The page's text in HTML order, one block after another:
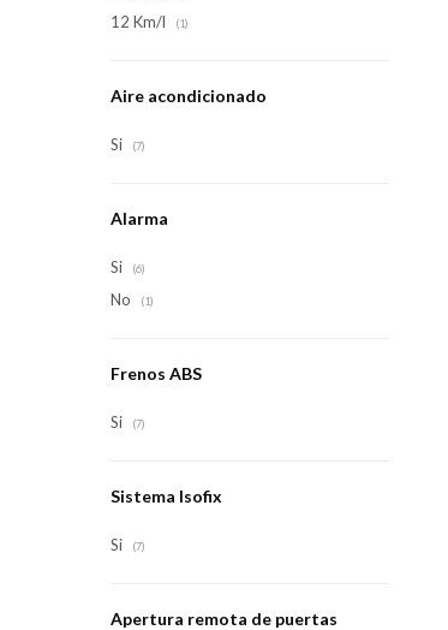
12 Km/l (1)
Aire acondicionado
Si (7)
Alarma
Si (6)
No (1)
Frenos ABS
Si (7)
Sistema Isofix
Si (7)
Apertura remota de puertas